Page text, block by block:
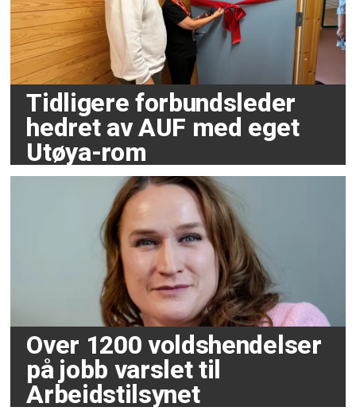
Tidligere forbundsleder
hedret av AUF med eget
Utøya-rom
Over 1200 voldshendelser
på jobb varslet til
Arbeidstilsynet